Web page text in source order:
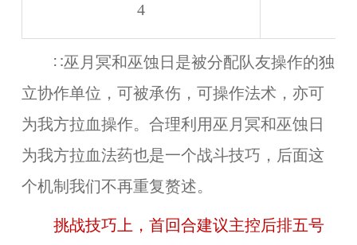
4
∷巫月冥和巫蚀日是被分配队友操作的独
立协作单位，可被承伤，可操作法术，亦可
为我方拉血操作。合理利用巫月冥和巫蚀日
为我方拉血法药也是一个战斗技巧，后面这
个机制我们不再重复赘述。
挑战技巧上，首回合建议主控后排五号